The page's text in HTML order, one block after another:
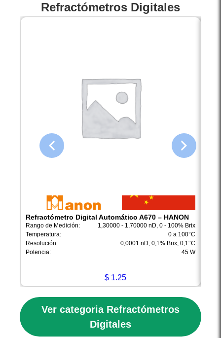
Refractómetros Digitales
Refractómetro Digital Automático A670 – HANON
Rango de Medición:
1,30000 - 1,70000 nD, 0 - 100% Brix
Temperatura:
0 a 100°C
Resolución:
0,0001 nD, 0,1% Brix, 0,1°C
Potencia:
45 W
$ 1.25
Ver categoria Refractómetros
Digitales